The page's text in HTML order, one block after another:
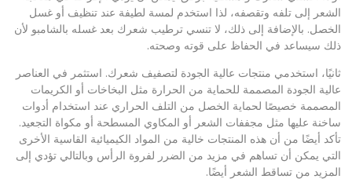
الشعر إلى تلفه وتقصفه، لذا استخدم لمسة لطيفة عند تنظيف أو غسل
الخصل. بالإضافة إلى ذلك، لا تنسي ترطيب شعرك بعد غسله بالشامبو لأن
ذلك سيساعد في الحفاظ على قوته وصحته.
ثانيًا، استخدمي منتجات عالية الجودة لتصفيف شعرك. استثمر في العناصر
عالية الجودة المصممة للحماية من الحرارة مثل البخاخات أو الكريمات
المصممة خصيصًا لحماية الخصل من التلف الحراري عند استخدام أدوات
ساخنة عليها مثل مجففات الشعر أو المكاوي المسطحة أو مكواة التجعيد.
تأكد أيضًا من أن هذه المنتجات خالية من المواد الكيميائية القاسية الأخرى
التي يمكن أن تساهم في مزيد من الضرر لفروة الرأس وبالتالي تؤدي إلى
المزيد من تساقط الشعر أيضًا.